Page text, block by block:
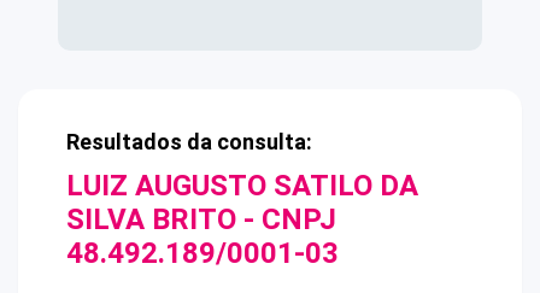
Resultados da consulta:
LUIZ AUGUSTO SATILO DA
SILVA BRITO - CNPJ
48.492.189/0001-03